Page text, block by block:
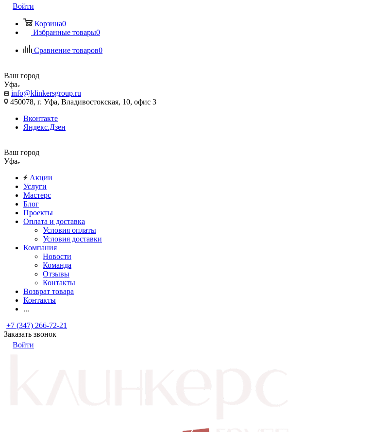
Войти
Корзина0
Избранные товары0
Сравнение товаров0
Ваш город
Уфа
info@klinkersgroup.ru
450078, г. Уфа, Владивостокская, 10, офис 3
Вконтакте
Яндекс.Дзен
Ваш город
Уфа
Акции
Услуги
Мастерс
Блог
Проекты
Оплата и доставка
Условия оплаты
Условия доставки
Компания
Новости
Команда
Отзывы
Контакты
Возврат товара
Контакты
...
+7 (347) 266-72-21
Заказать звонок
Войти